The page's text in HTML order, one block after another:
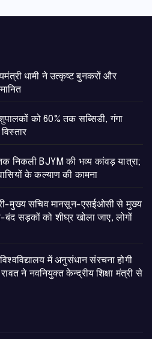
धामी ने उत्कृष्ट बुनकरों और
को 60% तक सब्सिडी, गंगा
निकली BJYM की भव्य कांवड़ यात्रा;
के कल्याण की कामना
मुख्य सचिव मानसून-एसईओसी से मुख्य
बंद सड़कों को शीघ्र खोला जाए, लोगों
में अनुसंधान संरचना होगी
ने नवनियुक्त केन्द्रीय शिक्षा मंत्री से